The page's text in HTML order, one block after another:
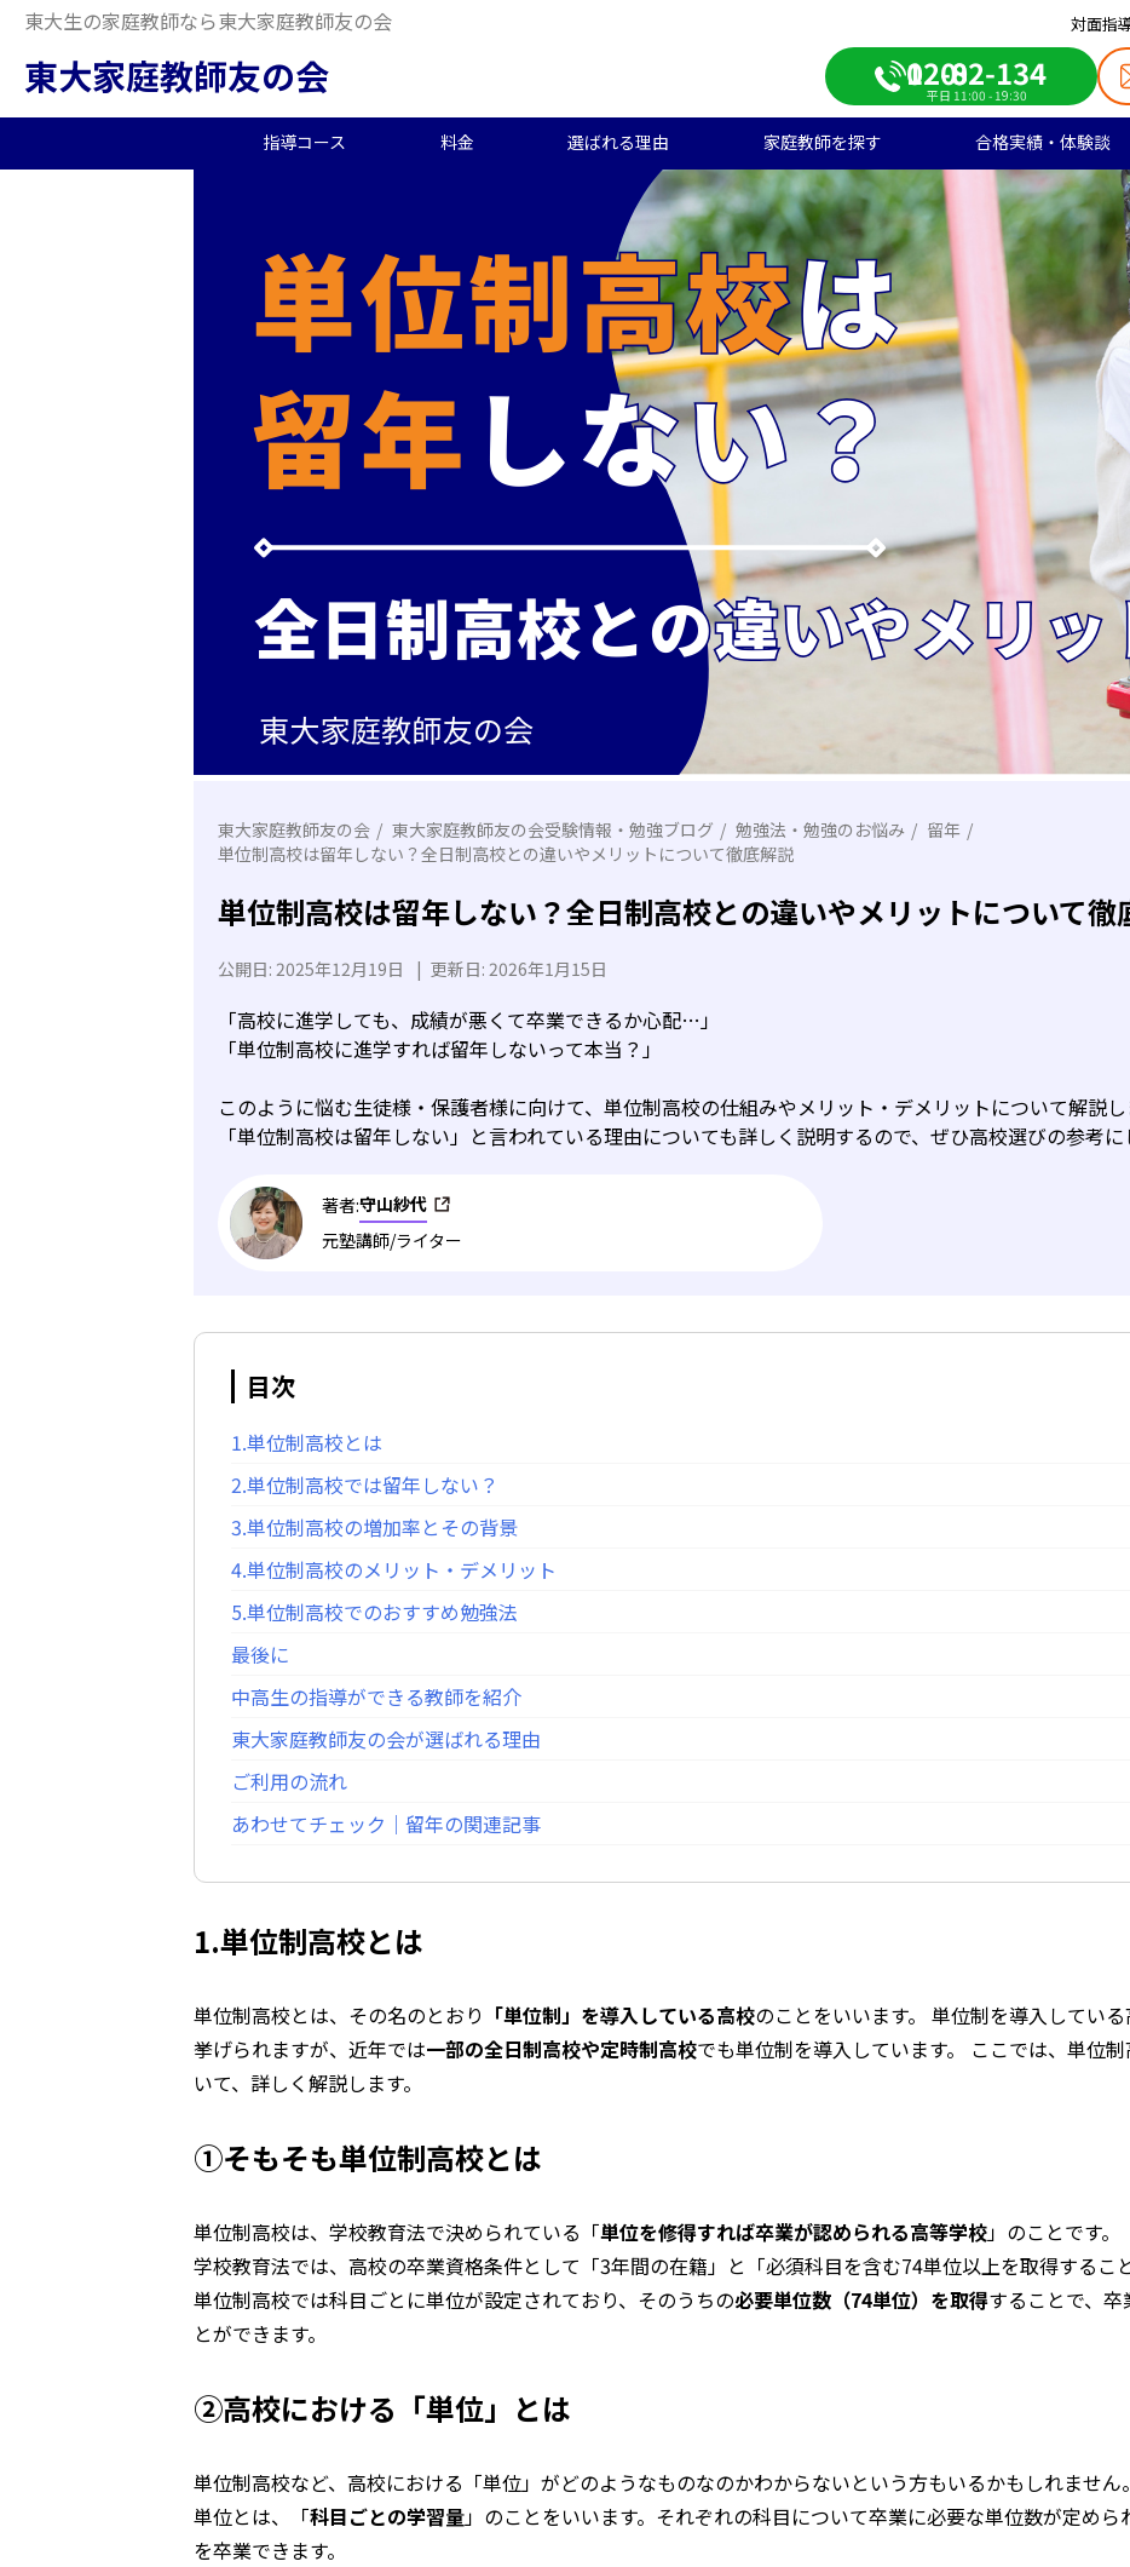
東大生の家庭教師なら東大家庭教師友の会 対面指
東大家庭教師友の会 0120-082-134
平日 11:00 - 19:30
指導コース
大学受験/塾対策
中高一貫校向け
小学生向け 中学生向け
大学生向け
社会人向け 帰国子女向け
料金
小学生のご料金 中学生のご料金
料金シミュレーション
夏期短期コース
選ばれる理由
オンライン自習室 ご入会の流れ
家庭教師を探す
派遣エリアから探す 一覧から探す
合格実績・体験談
中学受験の合格実績 高校受験の合格実績
合格体験記
生徒様の声 ご家庭様インタビュー
東大家庭教師友の会 東大家庭教師友の会受験情報・勉強ブログ 勉強法・勉強のお悩み
留年
単位制高校は留年しない？全日制高校との違いやメリットについて徹底解説
単位制高校は留年しない？全日制高校との違いやメリットについて徹
公開日: 2025年12月19日 | 更新日: 2026年1月15日
「高校に進学しても、成績が悪くて卒業できるか心配…」
「単位制高校に進学すれば留年しないって本当？」
このように悩む生徒様・保護者様に向けて、単位制高校の仕組みやメリット・デメリットについて解説し
「単位制高校は留年しない」と言われている理由についても詳しく説明するので、ぜひ高校選びの参考に
著者:守山紗代
元塾講師/ライター
目次
1.単位制高校とは
2.単位制高校では留年しない？
3.単位制高校の増加率とその背景
4.単位制高校のメリット・デメリット
5.単位制高校でのおすすめ勉強法
最後に
中高生の指導ができる教師を紹介
東大家庭教師友の会が選ばれる理由
ご利用の流れ
あわせてチェック｜留年の関連記事
1.単位制高校とは
単位制高校とは、その名のとおり 「単位制」を導入している高校のことをいいます。 単位制を導入してい
挙げられますが、近年では一部の全日制高校や定時制高校でも単位制を導入しています。 ここでは、単位
いて、詳しく解説します。
①そもそも単位制高校とは
単位制高校は、学校教育法で決められている「単位を修得すれば卒業が認められる高等学校」のことです。
学校教育法では、高校の卒業資格条件として「3年間の在籍」と「必須科目を含む74単位以上を取得するこ
単位制高校では科目ごとに単位が設定されており、そのうちの必要単位数（74単位）を取得することで、
とができます。
②高校における「単位」とは
単位制高校など、高校における「単位」がどのようなものなのかわからないという方もいるかもしれません。
単位とは、「科目ごとの学習量」のことをいいます。それぞれの科目について卒業に必要な単位数が定め
を卒業できます。